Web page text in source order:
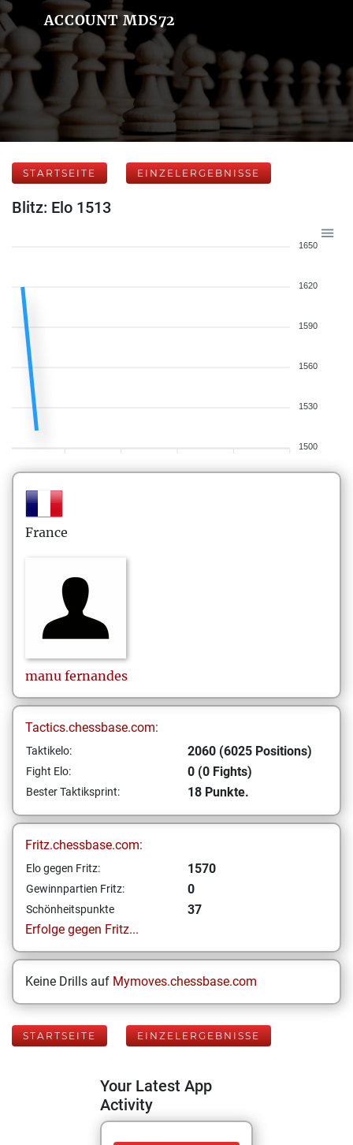
ACCOUNT MDS72
STARTSEITE EINZELERGEBNISSE
Blitz: Elo 1513
1650
1620
1590
1560
1530
1500
France
manu fernandes
Tactics.chessbase.com:
Taktikelo: 2060 (6025 Positions)
Fight Elo: 0 (0 Fights)
Bester Taktiksprint: 18 Punkte.
Fritz.chessbase.com:
Elo gegen Fritz: 1570
Gewinnpartien Fritz: 0
Schönheitspunkte
37
Erfolge gegen Fritz...
Keine Drills auf Mymoves.chessbase.com
STARTSEITE EINZELERGEBNISSE
Your Latest App
Activity